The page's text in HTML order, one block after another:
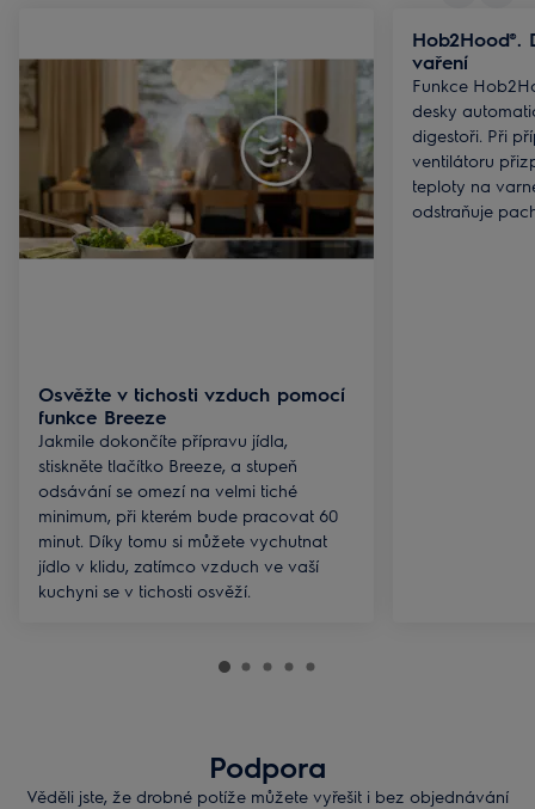
Osvěžte v tichosti vzduch pomocí
funkce Breeze
Jakmile dokončíte přípravu jídla,
stiskněte tlačítko Breeze, a stupeň
odsávání se omezí na velmi tiché
minimum, při kterém bude pracovat 60
minut. Díky tomu si můžete vychutnat
jídlo v klidu, zatímco vzduch ve vaší
kuchyni se v tichosti osvěží.
vaření
Funkce
desky
digestoři. Při
ventilátoru
teploty na
odstraňuje
Podpora
Věděli jste, že drobné potíže můžete vyřešit i bez objednávání